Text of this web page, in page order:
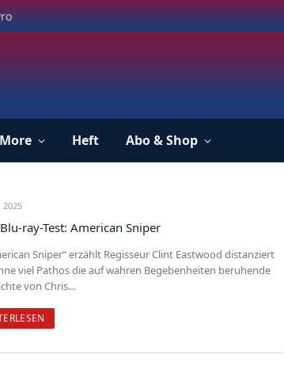
Heft Abo & Shop
2025
ray-Test: American Sniper
Sniper“ erzählt Regisseur Clint Eastwood distanziert
viel Pathos die auf wahren Begebenheiten beruhende
von Chris…